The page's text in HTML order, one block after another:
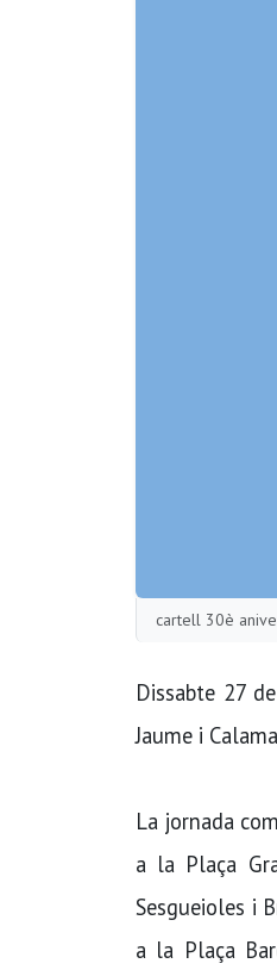
cartell 30è
Dissabte 27
Jaume i
La jornada
a la Plaça
Sesgueioles i
a la Plaça